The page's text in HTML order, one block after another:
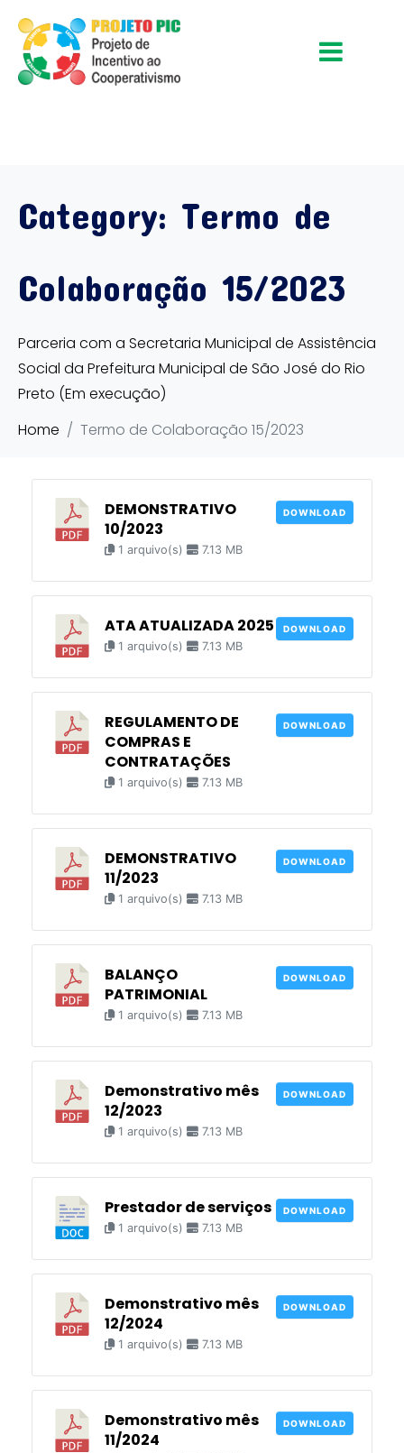
Category: Termo de
Colaboração 15/2023
Parceria com a Secretaria Municipal de Assistência
Social da Prefeitura Municipal de São José do Rio
Preto (Em execução)
Home
Termo de Colaboração 15/2023
DEMONSTRATIVO
10/2023
1 arquivo(s) 7.13 MB
DOWNLOAD
ATA ATUALIZADA 2025
1 arquivo(s) 7.13 MB
DOWNLOAD
REGULAMENTO DE
COMPRAS E
CONTRATAÇÕES
1 arquivo(s) 7.13 MB
DOWNLOAD
DEMONSTRATIVO
11/2023
1 arquivo(s) 7.13 MB
DOWNLOAD
BALANÇO
PATRIMONIAL
1 arquivo(s) 7.13 MB
DOWNLOAD
Demonstrativo mês
12/2023
1 arquivo(s) 7.13 MB
DOWNLOAD
Prestador de serviços
1 arquivo(s) 7.13 MB
DOWNLOAD
Demonstrativo mês
12/2024
1 arquivo(s) 7.13 MB
DOWNLOAD
Demonstrativo mês
11/2024
DOWNLOAD